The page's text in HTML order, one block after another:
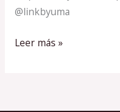
@linkbyuma
Leer más »